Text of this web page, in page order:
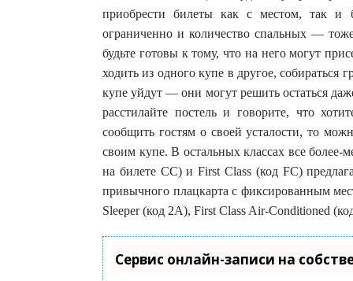
приобрести билеты как с местом, так и
ограниченно и количество спальных —
будьте готовы к тому, что на него могут
ходить из одного купе в другое, собираться
купе уйдут — они могут решить остаться
расстилайте постель и говорите, что
сообщить гостям о своей усталости, то
своим купе. В остальных классах все
на билете CC) и First Class (код FC)
привычного плацкарта с фиксированным
Sleeper (код 2A), First Class Air-Conditioned
Сервис онлайн-записи на